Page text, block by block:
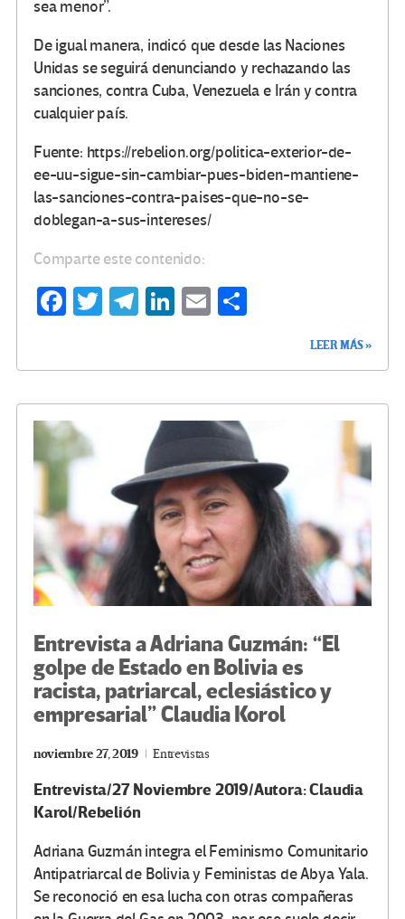
sea menor”.
De igual manera, indicó que desde las Naciones
Unidas se seguirá denunciando y rechazando las
sanciones, contra Cuba, Venezuela e Irán y contra
cualquier país.
Fuente: https://rebelion.org/politica-exterior-de-
ee-uu-sigue-sin-cambiar-pues-biden-mantiene-
las-sanciones-contra-paises-que-no-se-
doblegan-a-sus-intereses/
Comparte este contenido:
Fa
o
k
T
Te
m
Li
n
E
tir
LEER MÁS »
Entrevista a Adriana Guzmán: “El
golpe de Estado en Bolivia es
racista, patriarcal, eclesiástico y
empresarial” Claudia Korol
noviembre 27, 2019 Entrevistas
Entrevista/27 Noviembre 2019/Autora: Claudia
Karol/Rebelión
Adriana Guzmán integra el Feminismo Comunitario
Antipatriarcal de Bolivia y Feministas de Abya Yala.
Se reconoció en esa lucha con otras compañeras